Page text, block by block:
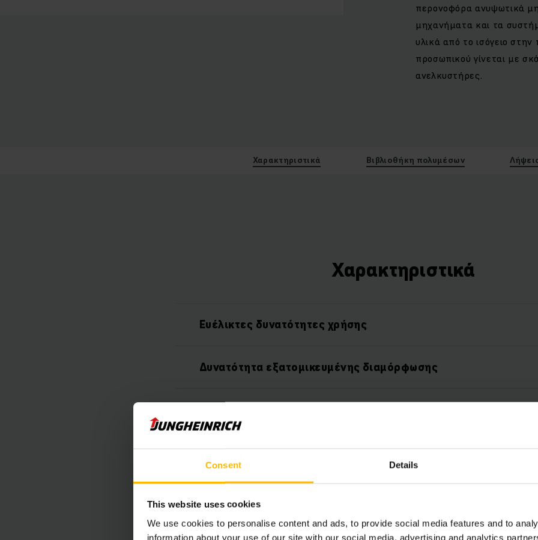
Consent Details
This website uses cookies
We use cookies to personalise content and ads, to provide social media features and to
information about your use of our site with our social media, advertising and analytics
περονοφόρα ανυψωτικά
μηχανήματα και τα
υλικά από το ισόγειο
προσωπικού γίνεται με
ανελκυστήρες.
Χαρακτηριστικά Βιβλιοθήκη πολυμέσων
Χαρακτηριστικά
Ευέλικτες δυνατότητες χρήσης
Δυνατότητα εξατομικευμένης διαμόρφωσης
Εξοικονόμηση δαπανών